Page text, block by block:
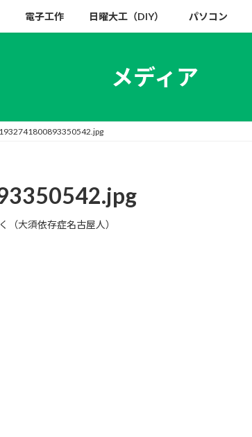
電子工作 日曜大工（DIY） パソコン
メディア
（大須依存症名古屋人）